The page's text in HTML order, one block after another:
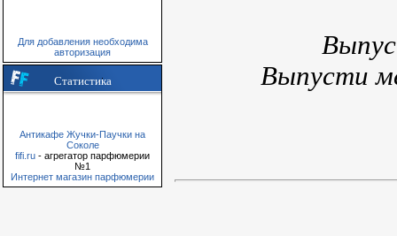
Для добавления необходима
авторизация
Статистика
Антикафе Жучки-Паучки на
Соколе
fifi.ru - агрегатор парфюмерии
№1
Интернет магазин парфюмерии
Выпусти